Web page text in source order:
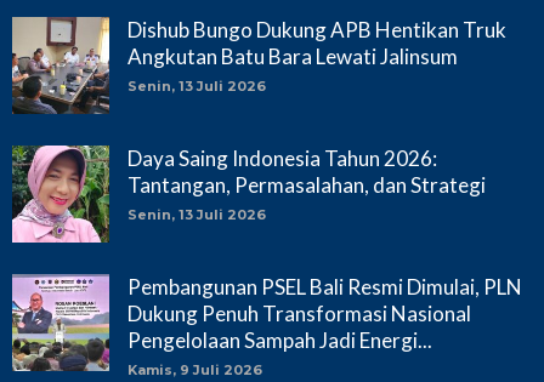
Dishub Bungo Dukung APB Hentikan Truk
Angkutan Batu Bara Lewati Jalinsum
Senin, 13 Juli 2026
Daya Saing Indonesia Tahun 2026:
Tantangan, Permasalahan, dan Strategi
Senin, 13 Juli 2026
Pembangunan PSEL Bali Resmi Dimulai, PLN
Dukung Penuh Transformasi Nasional
Pengelolaan Sampah Jadi Energi...
Kamis, 9 Juli 2026